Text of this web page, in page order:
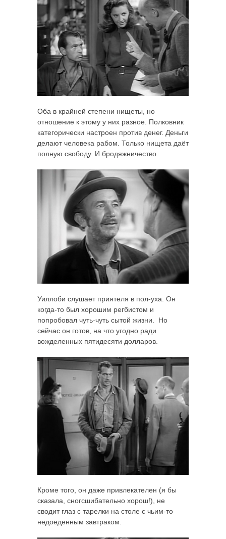
Оба в крайней степени нищеты, но
отношение к этому у них разное. Полковник
категорически настроен против денег. Деньги
делают человека рабом. Только нищета даёт
полную свободу. И бродяжничество.
Уиллоби слушает приятеля в пол-уха. Он
когда-то был хорошим регбистом и
попробовал чуть-чуть сытой жизни. Но
сейчас он готов, на что угодно ради
вожделенных пятидесяти долларов.
Кроме того, он даже привлекателен (я бы
сказала, сногсшибательно хорош!), не
сводит глаз с тарелки на столе с чьим-то
недоеденным завтраком.